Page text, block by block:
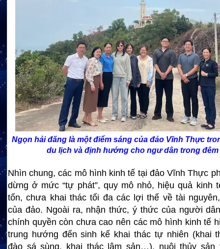
Ngọn hải đăng là một điểm sáng của đảo Vĩnh Thực
du lịch và định hướng cho ngư dân trong đêm
Nhìn chung, các mô hình kinh tế tại đảo Vĩnh Thực
dừng ở mức “tự phát”, quy mô nhỏ, hiệu quả kinh
tốn, chưa khai thác tối đa các lợi thế về tài
của đảo. Ngoài ra, nhận thức, ý thức của người
chính quyền còn chưa cao nên các mô hình kinh tế
trung hướng đến sinh kế khai thác tự nhiên (khai
đào sá sùng, khai thác lâm sản…), nuôi thủy sản